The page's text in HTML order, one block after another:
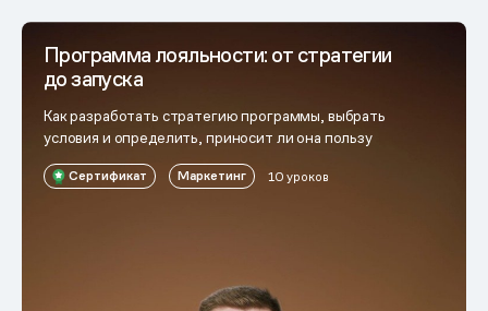
Программа лояльности: от стратегии
до запуска
Как разработать стратегию программы, выбрать
условия и определить, приносит ли она пользу
Сертификат Маркетинг 10 уроков